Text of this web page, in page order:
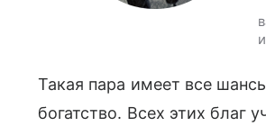
Такая пара имеет все
богатство. Всех этих благ